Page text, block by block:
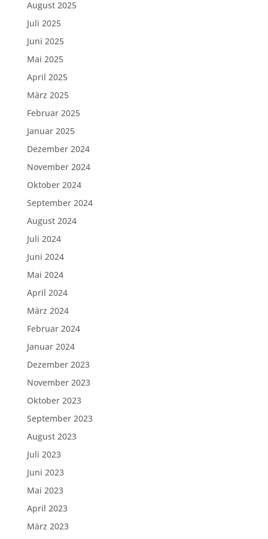
August 2025
Juli 2025
Juni 2025
Mai 2025
April 2025
März 2025
Februar 2025
Januar 2025
Dezember 2024
November 2024
Oktober 2024
September 2024
August 2024
Juli 2024
Juni 2024
Mai 2024
April 2024
März 2024
Februar 2024
Januar 2024
Dezember 2023
November 2023
Oktober 2023
September 2023
August 2023
Juli 2023
Juni 2023
Mai 2023
April 2023
März 2023